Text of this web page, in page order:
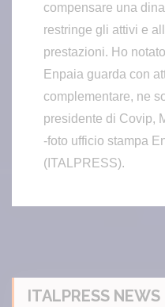
compensare una
restringe gli attivi e
prestazioni. Ho
Enpaia guarda con
complementare, ne
presidente di Covip,
-foto ufficio stampa
(ITALPRESS).
ITALPRESS NEWS
personali aggravate.[...]